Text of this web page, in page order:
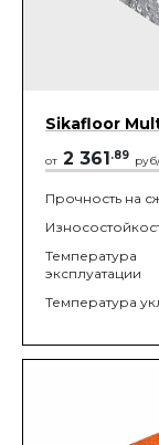
Sikafloor
от 2 361.89
Прочность на
Температура
эксплуатации
Температура